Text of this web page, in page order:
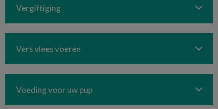
Vergiftiging
Vers vlees voeren
Voeding voor uw pup